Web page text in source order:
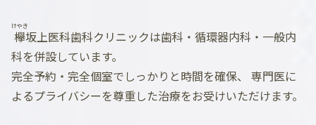
欅
けやき
坂上医科歯科クリニックは歯科・循環器内科・一般内
科を併設しています。
完全予約・完全個室でしっかりと時間を確保、
よるプライバシーを尊重した治療をお受けいただけます。